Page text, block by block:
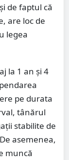
de faptul că
are loc de
legea
la 1 an și 4
pe durata
tânărul
stabilite de
asemenea,
muncă